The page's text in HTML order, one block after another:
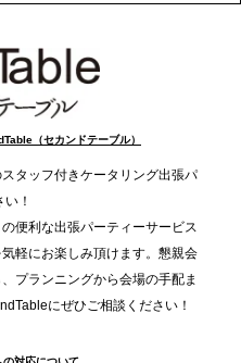
「1DISH」が紹介され
年会は“移動時間ゼロ
年比5倍に伸びた「宅配
しい乾杯文化
（セカンドテーブル）
タッフ付きケータリング出張パ
！
便利な出張パーティーサービス
軽にお楽しみ頂けます。懇親会
プランニングから会場の手配ま
にぜひご相談ください！